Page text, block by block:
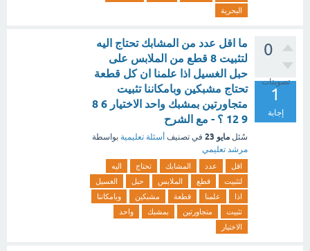
البحرية
0
تصويتات
1
إجابة
ما اقل عدد من المشابك تحتاج اليه
لتثبيت 8 قطع من الملابس على
حبل الغسيل اذا علمنا ان كل قطعة
تحتاج مشبكين وبامكاننا تثبيت
متجاورتين بمشبك واحد الاختيار 6 8
9 12 ؟ - مع الشرح
سُئل مايو 23 في تصنيف أسئلة تعليمية بواسطة
مرشد تعليمي
اقل عدد المشابك تحتاج
اليه
لتثبيت
قطع الملابس حبل
الغسيل
اذا
علمنا قطعة مشبكين
وبامكاننا
تثبيت
متجاورتين بمشبك
واحد
الاختيار